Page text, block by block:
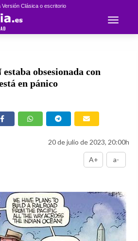
Versión Clásica o escritorio
Toggle
obsesionada con
en pánico
20 de julio de 2023, 20:00h
A+ a-